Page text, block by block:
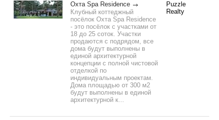
Охта Spa Residence
Клубный коттеджный
посёлок Охта Spa Residence
- это посёлок c участками от
18 до 25 соток. Участки
продаются с подрядом, все
дома будут выполнены в
единой архитектурной
концепции с полной чистовой
отделкой по
индивидуальным проектам.
Дома площадью от 300 м2
будут выполнены в единой
архитектурной к...
Puzzle
Realty